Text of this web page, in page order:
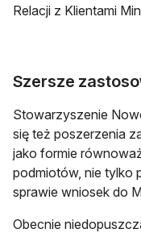
Relacji z Klientami
Szersze
Stowarzyszenie
się też poszerzenia
jako formie
podmiotów, nie tylko
sprawie wniosek do
Obecnie